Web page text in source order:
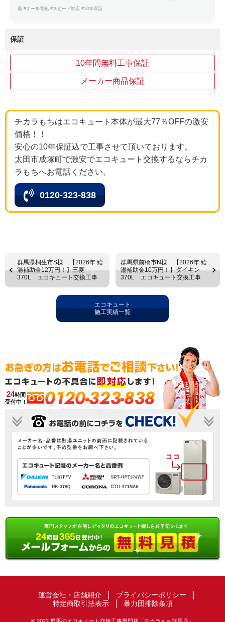
着 #オール電化 #スピード対応 #10年保証
保証
10年間無料工事保証
メーカー商品保証
チカラもちはエコキュート本体が最大77％OFFの激安
価格！！
安心の10年保証込で工事させて頂いております。
太田市成塚町で激安でエコキュート交換するならチカ
ラもちへお電話ください。
0120-323-838
群馬県桐生市S様 【2026年 給
湯補助金12万円！】三菱
370L エコキュート交換工事
群馬県前橋市N様 【2026年 給
湯補助金10万円！】ダイキン
370L エコキュート交換工事
エコキュート
施工実績一覧
24時間
受付中！
0120-323-838
運営会社・店舗紹介
プライバシーポリシー
特定商取引法表示
暴力団排除条項